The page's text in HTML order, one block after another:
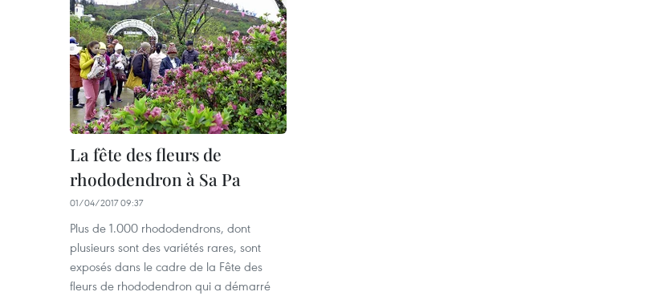
La fête des fleurs de
rhododendron à Sa Pa
01/04/2017 09:37
Plus de 1.000 rhododendrons, dont
plusieurs sont des variétés rares, sont
exposés dans le cadre de la Fête des
fleurs de rhododendron qui a démarré